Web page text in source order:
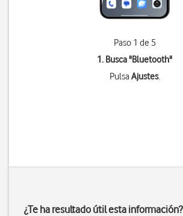
Paso 1 de 5
1. Busca "Bluetooth"
PulsaAjustes.
¿Te ha resultado útil esta información?